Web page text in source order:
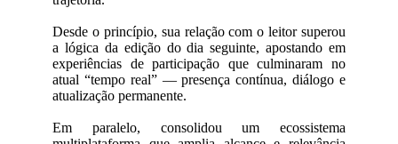
Desde o princípio, sua relação com o leitor superou
a lógica da edição do dia seguinte, apostando em
experiências de participação que culminaram no
atual “tempo real” — presença contínua, diálogo e
atualização permanente.
Em paralelo, consolidou um ecossistema